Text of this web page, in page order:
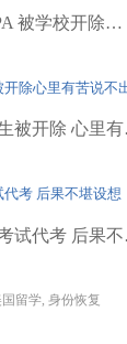
被学校开除…
开除心里有苦说不
被开除 心里
代考 后果不堪设想
试代考 后果
国留学, 身份恢复